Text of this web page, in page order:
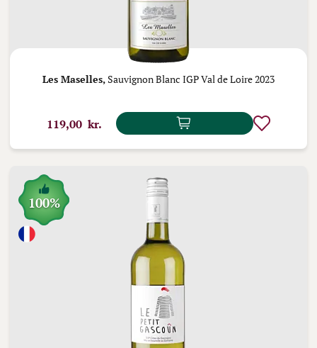
Les Maselles, Sauvignon Blanc IGP Val de Loire 2023
119,00 kr.
100%